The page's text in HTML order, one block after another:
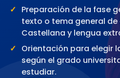
Preparación de la fase
texto o tema general
Castellana y lengua
Orientación para elegir
según el grado
estudiar.